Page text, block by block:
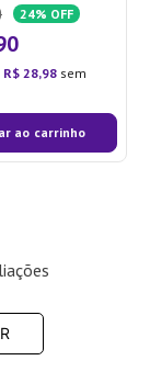
24% OFF
R$ 28,98 sem
ao carrinho